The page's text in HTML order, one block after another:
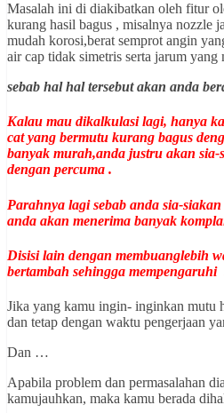
Masalah ini di diakibatkan oleh fitur
kurang hasil bagus , misalnya nozzle
mudah korosi,berat semprot angin
air cap tidak simetris serta jarum yang
sebab hal hal tersebut akan anda
Kalau mau dikalkulasi lagi, hanya
cat yang bermutu kurang bagus
banyak murah,anda justru akan
dengan percuma .
Parahnya lagi sebab anda sia-
anda akan menerima banyak
Disisi lain dengan membuanglebih
bertambah sehingga
Jika yang kamu ingin- inginkan mutu
dan tetap dengan waktu pengerjaan
Dan …
Apabila problem dan permasalahan
kamujauhkan, maka kamu berada